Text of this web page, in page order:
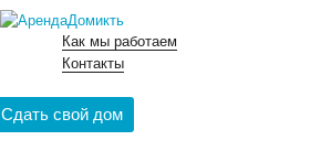
Как мы работаем
Контакты
Сдать свой дом